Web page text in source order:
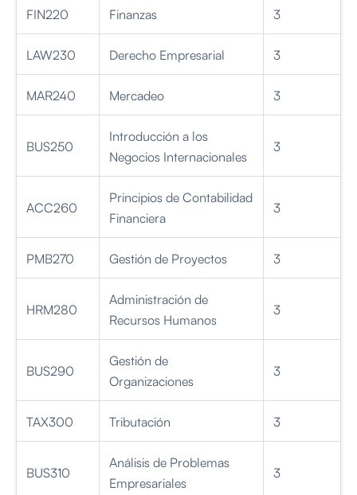
FIN220 Finanzas 3
LAW230 Derecho Empresarial 3
MAR240 Mercadeo 3
BUS250
Introducción a los
Negocios Internacionales
3
ACC260
Principios de Contabilidad
Financiera
3
PMB270 Gestión de Proyectos 3
HRM280
Administración de
Recursos Humanos
3
BUS290
Gestión de
Organizaciones
3
TAX300 Tributación 3
BUS310
Análisis de Problemas
Empresariales
3